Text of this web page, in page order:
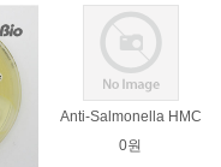
Anti-Salmonella HMC
0원